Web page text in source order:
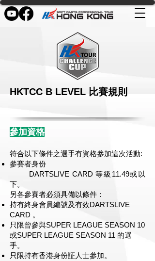
HKTCC B LEVEL 比賽規則
參加資格
符合以下條件之選手有資格參加這次活動:
參賽者身份
DARTSLIVE CARD 等級11.49或以
下。
另各參賽者必須具備以條件：
持有終身會員編號及有效DARTSLIVE
CARD 。
只限曾參與SUPER LEAGUE SEASON 10
或SUPER LEAGUE SEASON 11 的選
手。
只限持有香港身份証人士參加。